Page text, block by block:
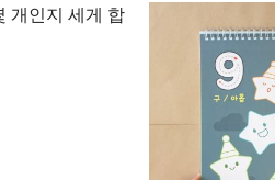
개인지 세게 합